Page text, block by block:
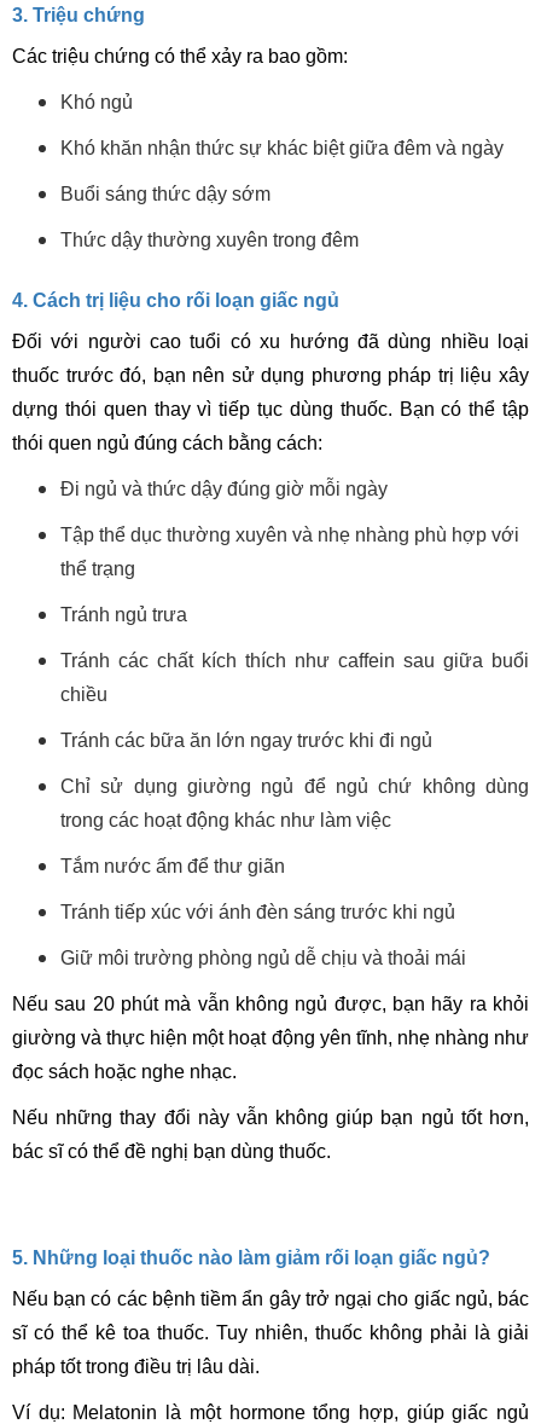
3. Triệu chứng
Các triệu chứng có thể xảy ra bao gồm:
Khó ngủ
Khó khăn nhận thức sự khác biệt giữa đêm và ngày
Buổi sáng thức dậy sớm
Thức dậy thường xuyên trong đêm
4. Cách trị liệu cho rối loạn giấc ngủ
Đối với người cao tuổi có xu hướng đã dùng nhiều loại
thuốc trước đó, bạn nên sử dụng phương pháp trị liệu xây
dựng thói quen thay vì tiếp tục dùng thuốc. Bạn có thể tập
thói quen ngủ đúng cách bằng cách:
Đi ngủ và thức dậy đúng giờ mỗi ngày
Tập thể dục thường xuyên và nhẹ nhàng phù hợp với
thể trạng
Tránh ngủ trưa
Tránh các chất kích thích như caffein sau giữa buổi
chiều
Tránh các bữa ăn lớn ngay trước khi đi ngủ
Chỉ sử dụng giường ngủ để ngủ chứ không dùng
trong các hoạt động khác như làm việc
Tắm nước ấm để thư giãn
Tránh tiếp xúc với ánh đèn sáng trước khi ngủ
Giữ môi trường phòng ngủ dễ chịu và thoải mái
Nếu sau 20 phút mà vẫn không ngủ được, bạn hãy ra khỏi
giường và thực hiện một hoạt động yên tĩnh, nhẹ nhàng như
đọc sách hoặc nghe nhạc.
Nếu những thay đổi này vẫn không giúp bạn ngủ tốt hơn,
bác sĩ có thể đề nghị bạn dùng thuốc.
5. Những loại thuốc nào làm giảm rối loạn giấc ngủ?
Nếu bạn có các bệnh tiềm ẩn gây trở ngại cho giấc ngủ, bác
sĩ có thể kê toa thuốc. Tuy nhiên, thuốc không phải là giải
pháp tốt trong điều trị lâu dài.
Ví dụ: Melatonin là một hormone tổng hợp, giúp giấc ngủ